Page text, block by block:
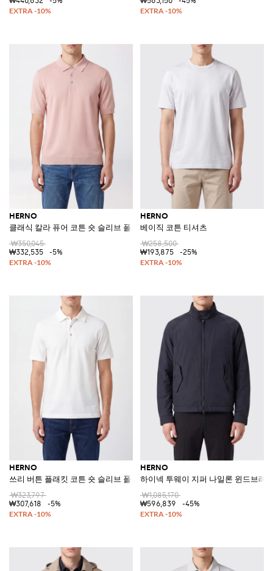
HERNO
클래식 칼라 퓨어 코튼 숏 슬리브 폴로 셔츠
₩350,045
₩332,535
-5%
HERNO
베이직 코튼 티셔츠
₩258,500
₩193,875
-25%
HERNO
쓰리 버튼 플래킷 코튼 숏 슬리브 폴로 셔츠
₩323,797
₩307,618
-5%
HERNO
하이넥 투웨이 지퍼 나일론 윈드브레
₩1,085,170
₩596,839
-45%